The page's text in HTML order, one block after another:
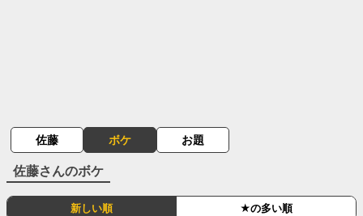
佐藤 ボケ お題
佐藤さんのボケ
新しい順 ★の多い順